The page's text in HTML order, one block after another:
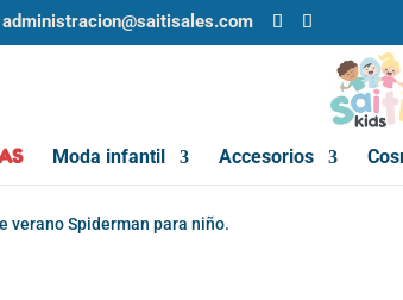
administracion@saitisales.com
Moda infantil Accesorios
verano Spiderman para niño.